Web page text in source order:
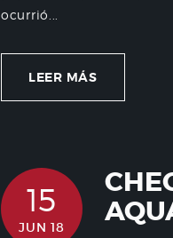
ocurrió...
LEER MÁS
15
JUN 18